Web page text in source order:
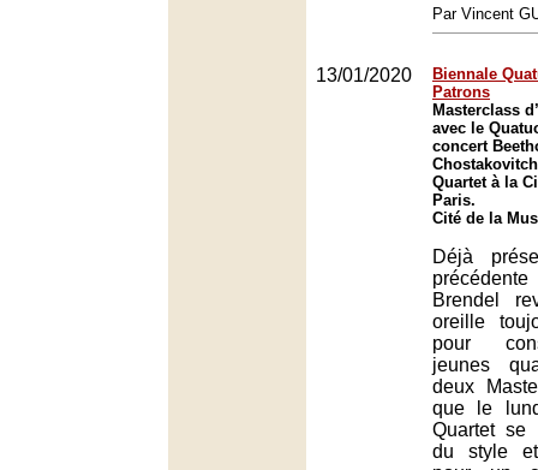
Par Vincent
13/01/2020
Biennale
Patrons
Masterclass
avec le
concert
Quartet à la
Paris.
Cité de la
Déjà
Brendel
oreille
pour
jeunes
deux
que le
Quartet se
du style